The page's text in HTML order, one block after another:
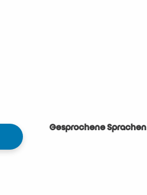
Gesprochene Sprachen
Gesprochene Sprachen